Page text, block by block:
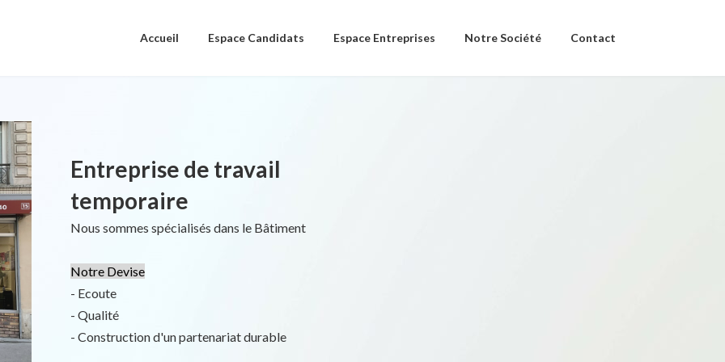
Accueil Espace Candidats Espace Entreprises Notre Société Contact
Entreprise de travail
temporaire
Nous sommes spécialisés dans le Bâtiment
Notre Devise
- Ecoute
- Qualité
- Construction d'un partenariat durable